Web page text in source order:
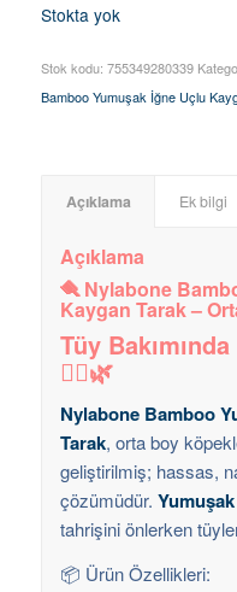
Stokta yok
Stok kodu: 755349280339
Bamboo Yumuşak İğne Uçlu
Açıklama Ek bilgi
Açıklama
🪮 Nylabone
Kaygan Tarak –
Tüy
💆‍♀️🌿
Nylabone Bamboo
Tarak, orta boy
geliştirilmiş; hassas,
çözümüdür.
tahrişini önlerken
📦 Ürün Özellikleri: